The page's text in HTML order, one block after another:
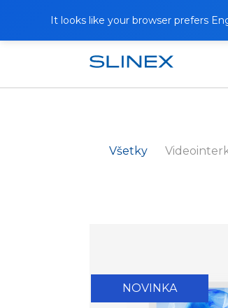
It looks like your browser prefers
Domov Katalóg
Všetky
NOVINKA